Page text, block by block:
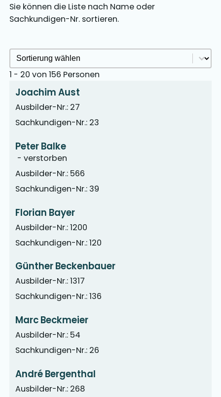
Sie können die Liste nach Name oder
Sachkundigen-Nr. sortieren.
1 - 20 von 156 Personen
Sachkundige Sortieren Archive
Sort content
Joachim Aust
Ausbilder-Nr.: 27
Sachkundigen-Nr.: 23
Peter Balke
-verstorben
Ausbilder-Nr.: 566
Sachkundigen-Nr.: 39
Florian Bayer
Ausbilder-Nr.: 1200
Sachkundigen-Nr.: 120
Günther Beckenbauer
Ausbilder-Nr.: 1317
Sachkundigen-Nr.: 136
Marc Beckmeier
Ausbilder-Nr.: 54
Sachkundigen-Nr.: 26
André Bergenthal
Ausbilder-Nr.: 268